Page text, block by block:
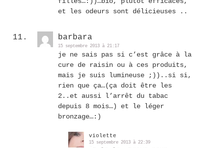
et les odeurs sont délicieuses ..
barbara
15 septembre 2013 à 21:17
je ne sais pas si c’est grâce à la
cure de raisin ou à ces produits,
mais je suis lumineuse ;))..si si,
rien que ça…(ça doit être les
2..et aussi l’arrêt du tabac
depuis 8 mois…) et le léger
bronzage…:)
violette
15 septembre 2013 à 22:39